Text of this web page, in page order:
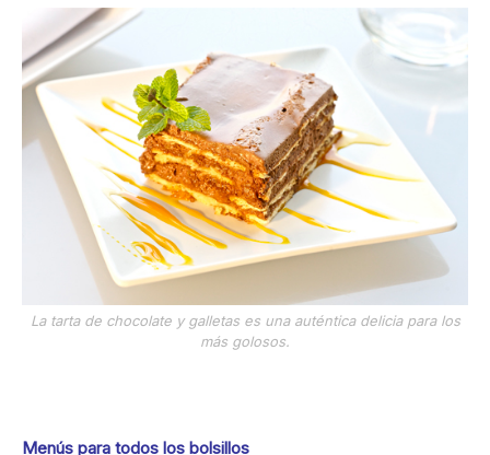
La tarta de chocolate y galletas es una auténtica delicia para los
más golosos.
Menús para todos los bolsillos